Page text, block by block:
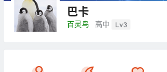
巴卡
百灵鸟 高中 Lv3